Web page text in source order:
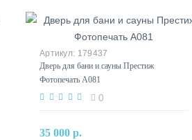
179437
Дверь для бани и сауны Престиж
Фотопечать А081
0
35 000 р.В корзину